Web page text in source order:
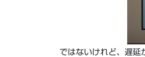
ではないけれど、遅延